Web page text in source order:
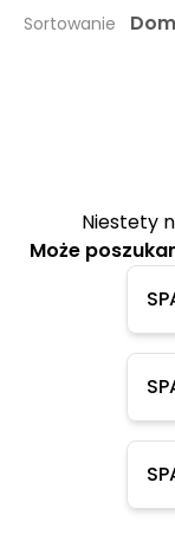
Sortowanie
Niestety
Może